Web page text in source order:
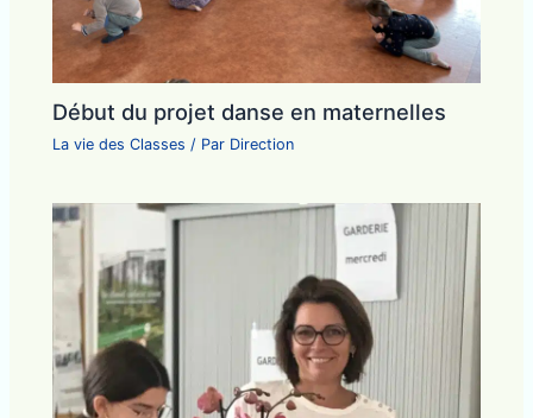
Début du projet danse en maternelles
La vie des Classes / Par Direction